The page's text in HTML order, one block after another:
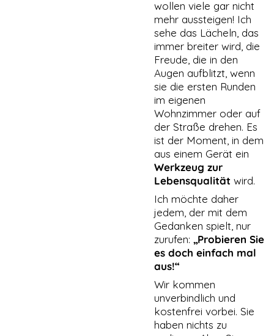
wollen viele gar nicht
mehr aussteigen! Ich
sehe das Lächeln, das
immer breiter wird, die
Freude, die in den
Augen aufblitzt, wenn
sie die ersten Runden
im eigenen
Wohnzimmer oder auf
der Straße drehen. Es
ist der Moment, in dem
aus einem Gerät ein
Werkzeug zur
Lebensqualität wird.
Ich möchte daher
jedem, der mit dem
Gedanken spielt, nur
zurufen:„Probieren Sie
es doch einfach mal
aus!“
Wir kommen
unverbindlich und
kostenfrei vorbei. Sie
haben nichts zu